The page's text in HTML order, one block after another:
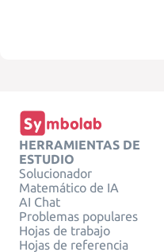
HERRAMIENTAS DE
ESTUDIO
Solucionador
Matemático de IA
AI Chat
Problemas populares
Hojas de trabajo
Hojas de referencia